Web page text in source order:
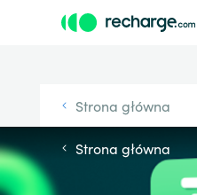
Strona główna
Strona główna